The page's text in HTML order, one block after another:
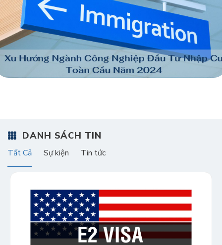
DANH SÁCH TIN
Tất Cả Sự kiện Tin tức